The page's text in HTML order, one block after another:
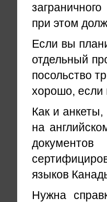
при этом
Если вы
отдельный
посольство
хорошо, если
Как и
на
языков
Нужна